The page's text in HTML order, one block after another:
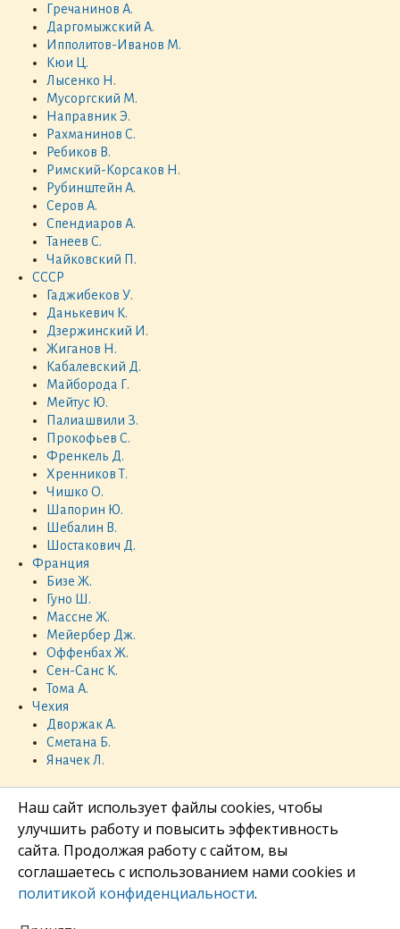
Гречанинов А.
Даргомыжский А.
Ипполитов-Иванов М.
Кюи Ц.
Лысенко Н.
Мусоргский М.
Направник Э.
Рахманинов С.
Ребиков В.
Римский-Корсаков Н.
Рубинштейн А.
Серов А.
Спендиаров А.
Танеев С.
Чайковский П.
СССР
Гаджибеков У.
Данькевич К.
Дзержинский И.
Жиганов Н.
Кабалевский Д.
Майборода Г.
Мейтус Ю.
Палиашвили З.
Прокофьев С.
Френкель Д.
Хренников Т.
Чишко О.
Шапорин Ю.
Шебалин В.
Шостакович Д.
Франция
Бизе Ж.
Гуно Ш.
Массне Ж.
Мейербер Дж.
Оффенбах Ж.
Сен-Санс К.
Тома А.
Чехия
Дворжак А.
Сметана Б.
Яначек Л.
Наш сайт использует файлы cookies, чтобы
улучшить работу и повысить эффективность
сайта. Продолжая работу с сайтом, вы
соглашаетесь с использованием нами cookies и
политикой конфиденциальности.